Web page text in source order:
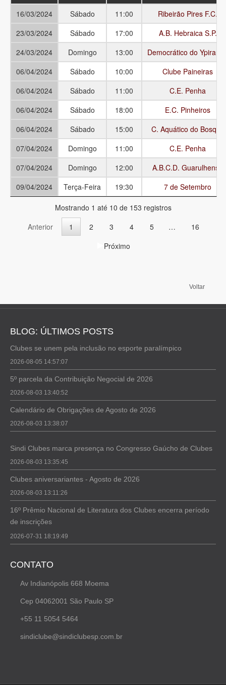
16/03/2024
Sábado 11:00
Ribeirão Pires F.C.
23/03/2024
Sábado 17:00
A.B. Hebraica S.P.
24/03/2024
Domingo 13:00
Democrático do
06/04/2024
Sábado 10:00
Clube Paineiras
06/04/2024
Sábado 11:00
C.E. Penha
06/04/2024
Sábado 18:00
E.C. Pinheiros
06/04/2024
Sábado 15:00
C. Aquático do Bosque
07/04/2024
Domingo 11:00
C.E. Penha
07/04/2024
Domingo 12:00
A.B.C.D. Guarulhense
09/04/2024
Terça-Feira 19:30 7 de Setembro
Mostrando 1 até 10 de 153 registros
Anterior
1 2 3 4 5 …
16
Próximo
Voltar
BLOG: ÚLTIMOS POSTS
Clubes se unem pela inclusão no esporte paralímpico
2026-08-05 14:57:07
5º parcela da Contribuição Negocial de 2026
2026-08-03 13:40:52
Calendário de Obrigações de Agosto de 2026
2026-08-03 13:38:07
Sindi Clubes marca presença no Congresso Gaúcho de Clubes
2026-08-03 13:35:45
Clubes aniversariantes - Agosto de 2026
2026-08-03 13:11:26
16º Prêmio Nacional de Literatura dos Clubes encerra período
de inscrições
2026-07-31 18:19:49
CONTATO
Av Indianópolis 668 Moema
Cep 04062001 São Paulo SP
+55 11 5054 5464
sindiclube@sindiclubesp.com.br